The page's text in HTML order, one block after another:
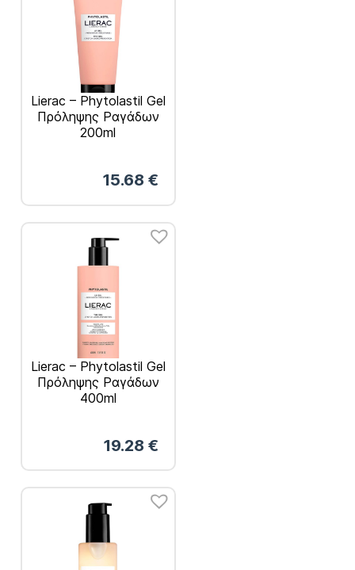
Lierac – Phytolastil Gel
Πρόληψης Ραγάδων
200ml
15.68 €
Lierac – Phytolastil Gel
Πρόληψης Ραγάδων
400ml
19.28 €